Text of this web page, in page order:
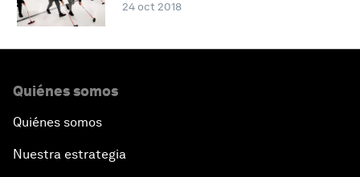
24 oct 2018
Quiénes somos
Quiénes somos
Nuestra estrategia